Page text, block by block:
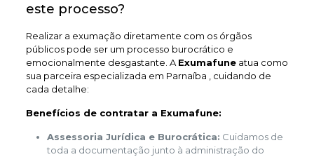
este processo?
Realizar a exumação diretamente com os órgãos
públicos pode ser um processo burocrático e
emocionalmente desgastante. A Exumafuneatua como
sua parceira especializada em Parnaíba , cuidando de
cada detalhe:
Benefícios de contratar a Exumafune:
Assessoria Jurídica e Burocrática: Cuidamos de
toda a documentação junto à administração do